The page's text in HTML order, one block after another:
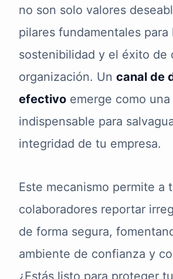
no son solo valores
pilares fundamentales para
sostenibilidad y el éxito de
organización. Un canal de
efectivo emerge como
indispensable para
integridad de tu empresa.
Este mecanismo permite a
colaboradores reportar
de forma segura,
ambiente de confianza y
¿Estás listo para proteger